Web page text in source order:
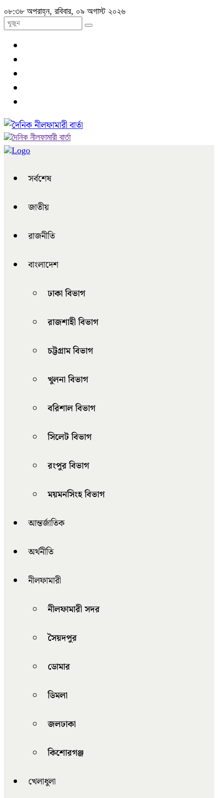
০৮:৩৮ অপরাহ্ন, রবিবার, ০৯ অগাস্ট ২০২৬
সর্বশেষ
জাতীয়
রাজনীতি
বাংলাদেশ
ঢাকা বিভাগ
রাজশাহী বিভাগ
চট্টগ্রাম বিভাগ
খুলনা বিভাগ
বরিশাল বিভাগ
সিলেট বিভাগ
রংপুর বিভাগ
ময়মনসিংহ বিভাগ
আন্তর্জাতিক
অর্থনীতি
নীলফামারী
নীলফামারী সদর
সৈয়দপুর
ডোমার
ডিমলা
জলঢাকা
কিশোরগঞ্জ
খেলাধুলা